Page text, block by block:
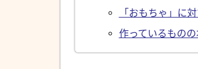
「おもちゃ」に
作っているもの